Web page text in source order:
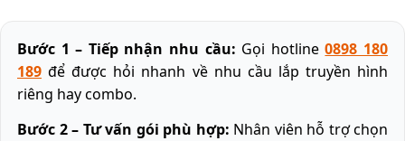
Bước 1 – Tiếp nhận nhu cầu: Gọi hotline0898 180
189 để được hỏi nhanh về nhu cầu lắp truyền hình
riêng hay combo.
Bước 2 – Tư vấn gói phù hợp: Nhân viên hỗ trợ chọn